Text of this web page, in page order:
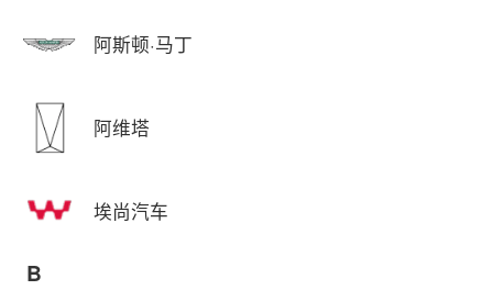
阿斯顿·马丁
阿维塔
埃尚汽车
B